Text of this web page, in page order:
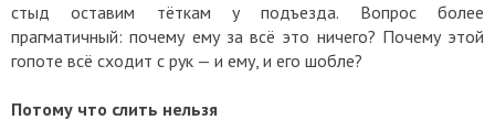
стыд оставим тёткам у подъезда. Вопрос более
прагматичный: почему ему за всё это ничего? Почему этой
гопоте всё сходит с рук — и ему, и его шобле?
Потому что слить нельзя